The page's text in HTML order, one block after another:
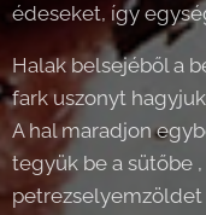
édeseket, így
Halak belsejéből a
fark uszonyt
A hal maradjon
tegyük be a sütőbe
petrezselyemzöldet